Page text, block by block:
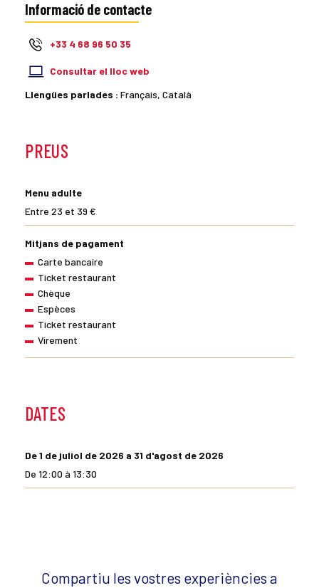
Informació de contacte
+33 4 68 96 50 35
Consultar el lloc web
Llengües parlades : Français, Català
PREUS
Menu adulte
Entre 23 et 39 €
Mitjans de pagament
Carte bancaire
Ticket restaurant
Chèque
Espèces
Ticket restaurant
Virement
DATES
De 1 de juliol de 2026 a 31 d'agost de 2026
De 12:00 à 13:30
Compartiu les vostres experiències a